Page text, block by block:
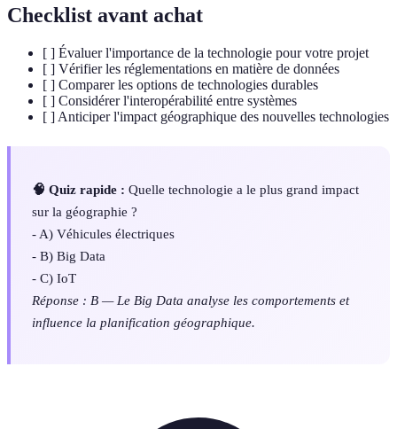
Checklist avant achat
[ ] Évaluer l'importance de la technologie pour votre projet
[ ] Vérifier les réglementations en matière de données
[ ] Comparer les options de technologies durables
[ ] Considérer l'interopérabilité entre systèmes
[ ] Anticiper l'impact géographique des nouvelles technologies
🧠 Quiz rapide : Quelle technologie a le plus grand impact
sur la géographie ?
- A) Véhicules électriques
- B) Big Data
- C) IoT
Réponse : B — Le Big Data analyse les comportements et
influence la planification géographique.